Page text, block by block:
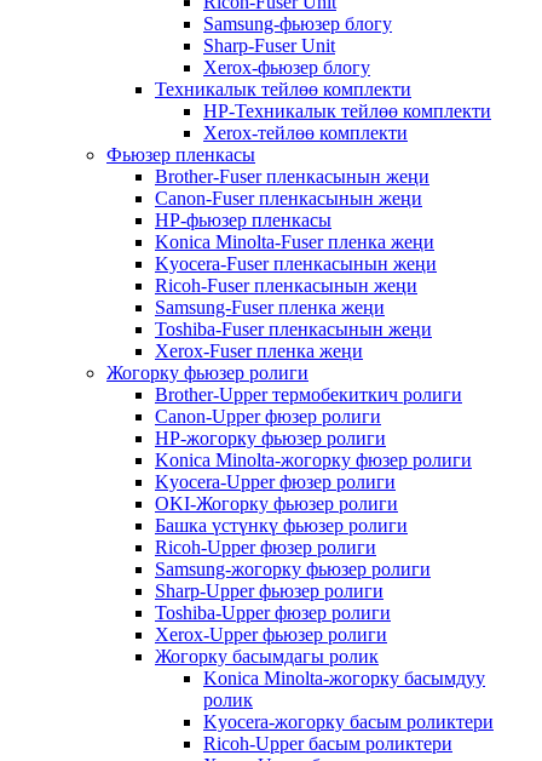
Samsung-фьюзер блогу
Sharp-Fuser Unit
Xerox-фьюзер блогу
Техникалык тейлөө комплекти
HP-Техникалык тейлөө комплекти
Xerox-тейлөө комплекти
Фьюзер пленкасы
Brother-Fuser пленкасынын жеңи
Canon-Fuser пленкасынын жеңи
HP-фьюзер пленкасы
Konica Minolta-Fuser пленка жеңи
Kyocera-Fuser пленкасынын жеңи
Ricoh-Fuser пленкасынын жеңи
Samsung-Fuser пленка жеңи
Toshiba-Fuser пленкасынын жеңи
Xerox-Fuser пленка жеңи
Жогорку фьюзер ролиги
Brother-Upper термобекиткич ролиги
Canon-Upper фюзер ролиги
HP-жогорку фьюзер ролиги
Konica Minolta-жогорку фюзер ролиги
Kyocera-Upper фюзер ролиги
OKI-Жогорку фьюзер ролиги
Башка үстүнкү фьюзер ролиги
Ricoh-Upper фюзер ролиги
Samsung-жогорку фьюзер ролиги
Sharp-Upper фьюзер ролиги
Toshiba-Upper фюзер ролиги
Xerox-Upper фьюзер ролиги
Жогорку басымдагы ролик
Konica Minolta-жогорку басымдуу
ролик
Kyocera-жогорку басым роликтери
Ricoh-Upper басым роликтери